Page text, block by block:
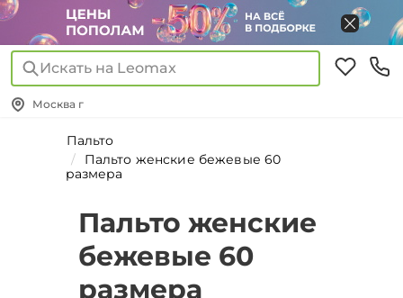
Искать на Leomax
Москва г
Пальто
Пальто женские бежевые 60
размера
Пальто женские
бежевые 60
размера